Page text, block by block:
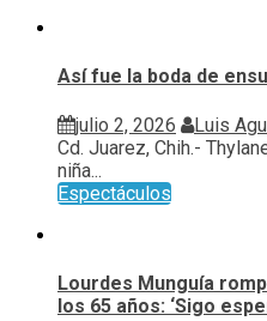
Así fue la boda de
julio 2, 2026 Luis
Cd. Juarez, Chih.-
niña...
Espectáculos
Lourdes Munguía
los 65 años: ‘Sigo